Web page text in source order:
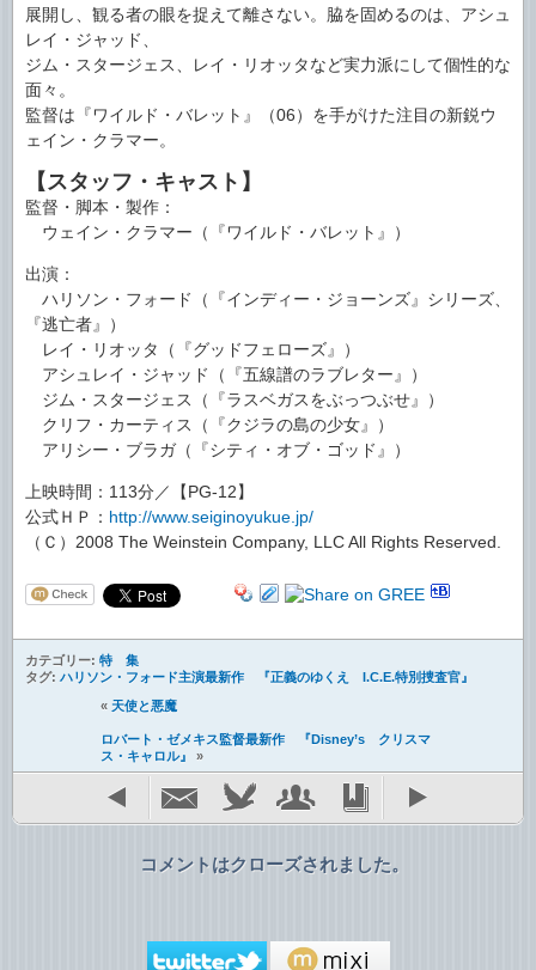
展開し、観る者の眼を捉えて離さない。脇を固めるのは、アシュ
レイ・ジャッド、
ジム・スタージェス、レイ・リオッタなど実力派にして個性的な
面々。
監督は『ワイルド・バレット』（06）を手がけた注目の新鋭ウ
ェイン・クラマー。
【スタッフ・キャスト】
監督・脚本・製作：
ウェイン・クラマー（『ワイルド・バレット』）
出演：
ハリソン・フォード（『インディー・ジョーンズ』シリーズ、
『逃亡者』）
レイ・リオッタ（『グッドフェローズ』）
アシュレイ・ジャッド（『五線譜のラブレター』）
ジム・スタージェス（『ラスベガスをぶっつぶせ』）
クリフ・カーティス（『クジラの島の少女』）
アリシー・ブラガ（『シティ・オブ・ゴッド』）
上映時間：113分／【PG-12】
公式ＨＰ： http://www.seiginoyukue.jp/
（Ｃ）2008 The Weinstein Company, LLC All Rights Reserved.
カテゴリー: 特 集
タグ: ハリソン・フォード主演最新作 『正義のゆくえ I.C.E.特別捜査官』
« 天使と悪魔
ロバート・ゼメキス監督最新作 『Disney’s クリスマ
ス・キャロル』
»
コメントはクローズされました。